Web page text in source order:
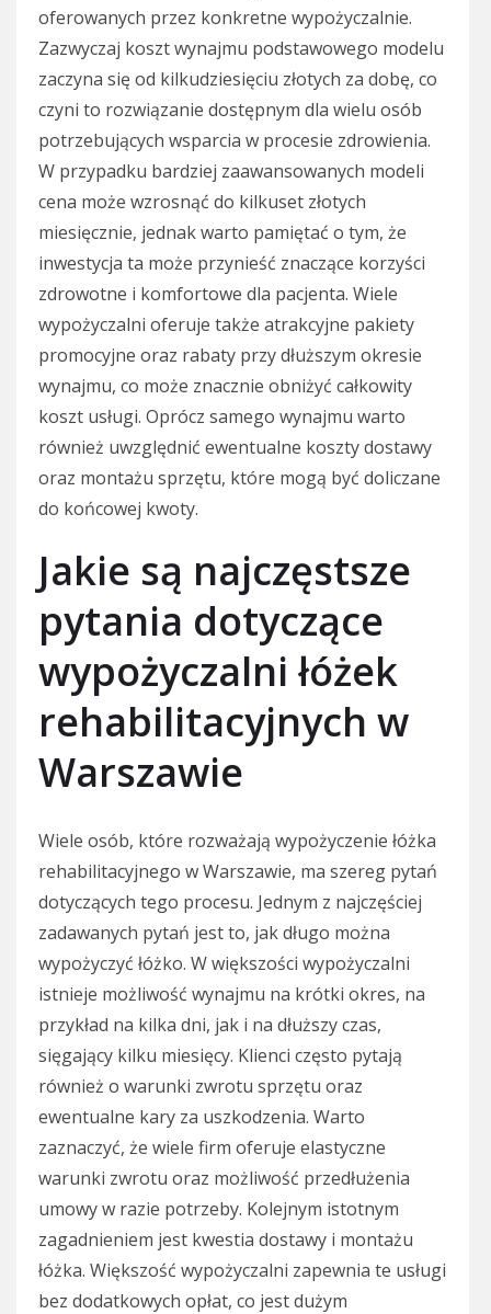
oferowanych przez konkretne wypożyczalnie.
Zazwyczaj koszt wynajmu podstawowego modelu
zaczyna się od kilkudziesięciu złotych za dobę, co
czyni to rozwiązanie dostępnym dla wielu osób
potrzebujących wsparcia w procesie zdrowienia.
W przypadku bardziej zaawansowanych modeli
cena może wzrosnąć do kilkuset złotych
miesięcznie, jednak warto pamiętać o tym, że
inwestycja ta może przynieść znaczące korzyści
zdrowotne i komfortowe dla pacjenta. Wiele
wypożyczalni oferuje także atrakcyjne pakiety
promocyjne oraz rabaty przy dłuższym okresie
wynajmu, co może znacznie obniżyć całkowity
koszt usługi. Oprócz samego wynajmu warto
również uwzględnić ewentualne koszty dostawy
oraz montażu sprzętu, które mogą być doliczane
do końcowej kwoty.
Jakie są najczęstsze
pytania dotyczące
wypożyczalni łóżek
rehabilitacyjnych w
Warszawie
Wiele osób, które rozważają wypożyczenie łóżka
rehabilitacyjnego w Warszawie, ma szereg pytań
dotyczących tego procesu. Jednym z najczęściej
zadawanych pytań jest to, jak długo można
wypożyczyć łóżko. W większości wypożyczalni
istnieje możliwość wynajmu na krótki okres, na
przykład na kilka dni, jak i na dłuższy czas,
sięgający kilku miesięcy. Klienci często pytają
również o warunki zwrotu sprzętu oraz
ewentualne kary za uszkodzenia. Warto
zaznaczyć, że wiele firm oferuje elastyczne
warunki zwrotu oraz możliwość przedłużenia
umowy w razie potrzeby. Kolejnym istotnym
zagadnieniem jest kwestia dostawy i montażu
łóżka. Większość wypożyczalni zapewnia te usługi
bez dodatkowych opłat, co jest dużym